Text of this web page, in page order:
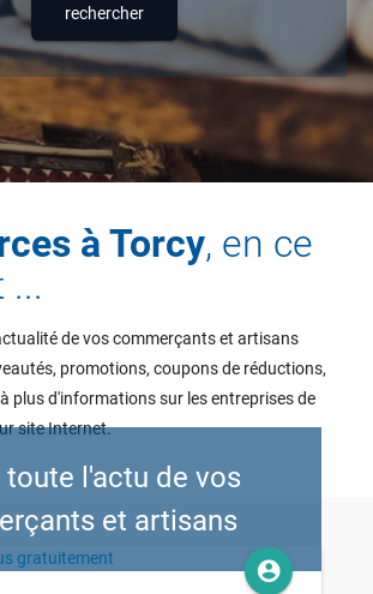
à Torcy, en ce
de vos commerçants et artisans
promotions, coupons de réductions,
plus d'informations sur les entreprises de
site Internet.
toute l'actu de vos
et artisans
account_circle